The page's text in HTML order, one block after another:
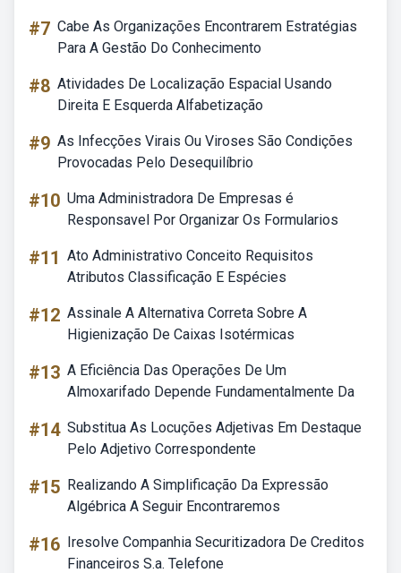
#7 Cabe As Organizações Encontrarem Estratégias
Para A Gestão Do Conhecimento
#8 Atividades De Localização Espacial Usando
Direita E Esquerda Alfabetização
#9 As Infecções Virais Ou Viroses São Condições
Provocadas Pelo Desequilíbrio
#10 Uma Administradora De Empresas é
Responsavel Por Organizar Os Formularios
#11 Ato Administrativo Conceito Requisitos
Atributos Classificação E Espécies
#12 Assinale A Alternativa Correta Sobre A
Higienização De Caixas Isotérmicas
#13 A Eficiência Das Operações De Um
Almoxarifado Depende Fundamentalmente Da
#14 Substitua As Locuções Adjetivas Em Destaque
Pelo Adjetivo Correspondente
#15 Realizando A Simplificação Da Expressão
Algébrica A Seguir Encontraremos
#16 Iresolve Companhia Securitizadora De Creditos
Financeiros S.a. Telefone